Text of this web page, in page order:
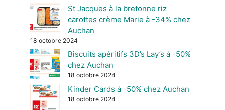
St Jacques à la bretonne riz
carottes crème Marie à -34% chez
Auchan
18 octobre 2024
Biscuits apéritifs 3D’s Lay’s à -50%
chez Auchan
18 octobre 2024
Kinder Cards à -50% chez Auchan
18 octobre 2024